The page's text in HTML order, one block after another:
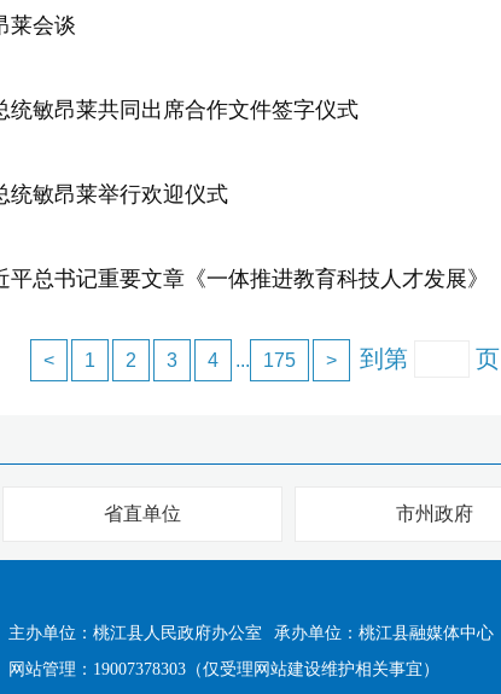
莱会谈
统敏昂莱共同出席合作文件签字仪式
统敏昂莱举行欢迎仪式
平总书记重要文章《一体推进教育科技人才发展》
< 1 2 3 4 ... 175 > 到第 页
省直单位 市州政府
主办单位：桃江县人民政府办公室
承办单位：桃江县融媒体中心
网站管理：19007378303（仅受理网站建设维护相关事宜）